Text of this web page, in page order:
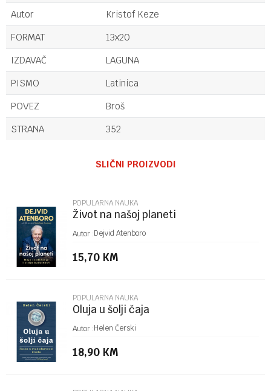
Autor
Kristof Keze
FORMAT
13x20
IZDAVAČ
LAGUNA
PISMO
Latinica
POVEZ
Broš
STRANA
352
Poruka
POŠALJI
SLIČNI PROIZVODI
POPULARNA NAUKA
Život na našoj planeti
Autor :Dejvid Atenboro
15,70 KM
POPULARNA NAUKA
Oluja u šolji čaja
Autor :Helen Čerski
18,90 KM